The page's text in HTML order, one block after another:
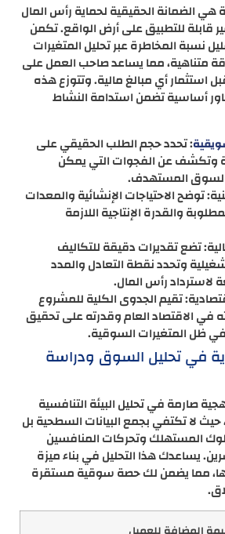
هي الضمانة الحقيقية لحماية رأس المال
قابلة للتطبيق على أرض الواقع. تكمن
نسبة المخاطرة عبر تحليل المتغيرات
متناهية، مما يساعد صاحب العمل على
استثمار أي مبالغ مالية. وتتوزع هذه
أساسية تضمن استدامة النشاط
: تحدد حجم الطلب الحقيقي على
وتكشف عن الفجوات التي يمكن
المستهدف.
توضح الاحتياجات الإنشائية والمعدات
والقدرة الإنتاجية اللازمة
تضع تقديرات دقيقة للتكاليف
وتحدد نقطة التعادل والمدد
لاسترداد رأس المال.
تقيم الجدوى الكلية للمشروع
الاقتصاد العام وقدرته على تحقيق
ظل المتغيرات السوقية.
في تحليل السوق ودراسة
صارمة في تحليل البيئة التنافسية
لا تكتفي بجمع البيانات السطحية بل
المستهلك وتحركات المنافسين
يساعدك هذا التحليل في بناء ميزة
مما يضمن لك حصة سوقية مستقرة